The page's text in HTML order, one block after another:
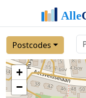
Postcodes
+
−